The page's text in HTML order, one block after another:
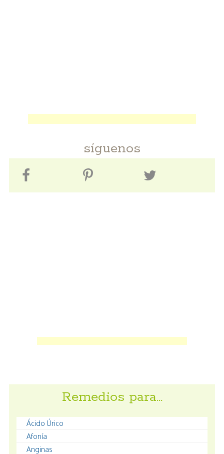
síguenos
Remedios para…
Ácido Úrico
Afonía
Anginas